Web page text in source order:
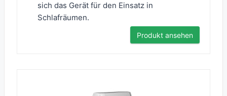
sich das Gerät für den Einsatz in
Schlafräumen.
Produkt ansehen